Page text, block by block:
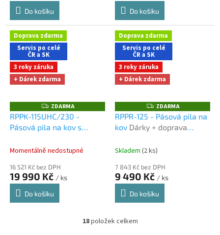
Do košíku
Do košíku
Doprava zdarma
Servis po celé
ČR a SK
3 roky záruka
+ Dárek zdarma
Z
D
A
R
ZDARMA
RPPK-115UHC/230 -
Pásová pila na kov s
doprava zdarma při
Momentálně nedostupné
16 521 Kč bez DPH
19 990 Kč / ks
Do košíku
Doprava zdarma
Servis po celé
ČR a SK
3 roky záruka
+ Dárek zdarma
Z
D
A
R
ZDARMA
RPPR-125 - Pásová pila na
kov Dárky + doprava
shopu
Skladem (2 ks)
7 843 Kč bez DPH
9 490 Kč / ks
Do košíku
O
18položek celkem